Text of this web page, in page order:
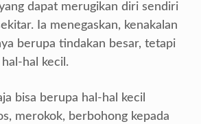
dapat merugikan diri sendiri
Ia menegaskan, kenakalan
berupa tindakan besar, tetapi
hal kecil.
bisa berupa hal-hal kecil
merokok, berbohong kepada